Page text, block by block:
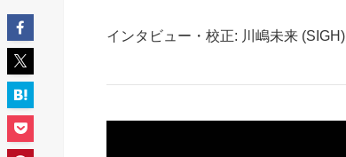
インタビュー・校正: 川嶋未来 (SIGH)